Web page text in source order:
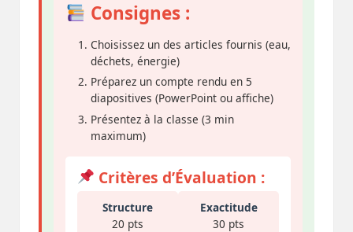
Consignes :
Choisissez un des articles fournis (eau,
déchets, énergie)
Préparez un compte rendu en 5
diapositives (PowerPoint ou affiche)
Présentez à la classe (3 min
maximum)
Critères d’Évaluation :
Structure
20 pts
Exactitude
30 pts